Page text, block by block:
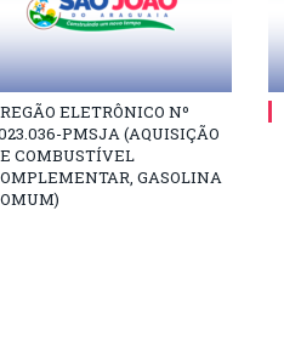
ELETRÔNICO Nº
PMSJA (AQUISIÇÃO
COMBUSTÍVEL
GASOLINA